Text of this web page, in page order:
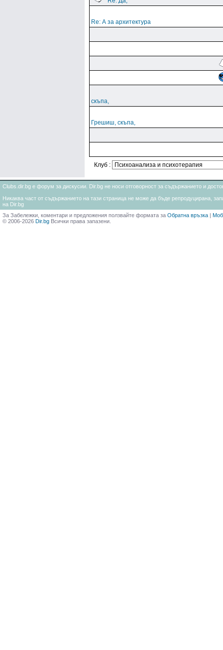
Re: А за архитектура
скъпа,
Грешиш, скъпа,
Клуб :
Clubs.dir.bg е форум за дискусии. Dir.bg не носи отговорност за съдържанието и
Никаква част от съдържанието на тази страница не може да бъде репродуцирана,
на Dir.bg
За Забележки, коментари и предложения ползвайте формата за Обратна връзка |
© 2006-2026 Dir.bg Всички права запазени.